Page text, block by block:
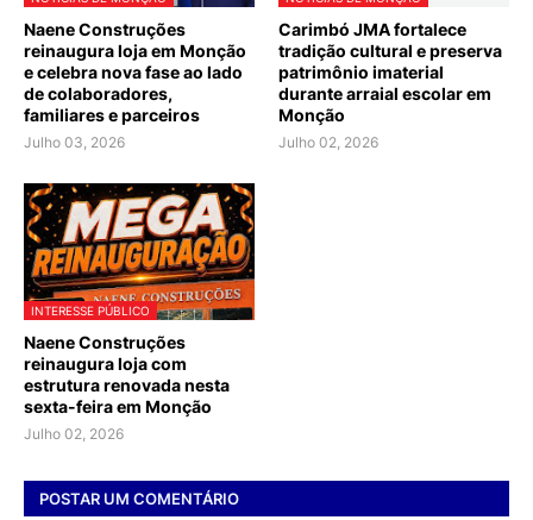
Naene Construções
reinaugura loja em Monção
e celebra nova fase ao lado
de colaboradores,
familiares e parceiros
Julho 03, 2026
Carimbó JMA fortalece
tradição cultural e preserva
patrimônio imaterial
durante arraial escolar em
Monção
Julho 02, 2026
INTERESSE PÚBLICO
Naene Construções
reinaugura loja com
estrutura renovada nesta
sexta-feira em Monção
Julho 02, 2026
POSTAR UM COMENTÁRIO